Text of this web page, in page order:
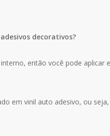
decorativos?
então você pode aplicar
em vinil auto adesivo, ou